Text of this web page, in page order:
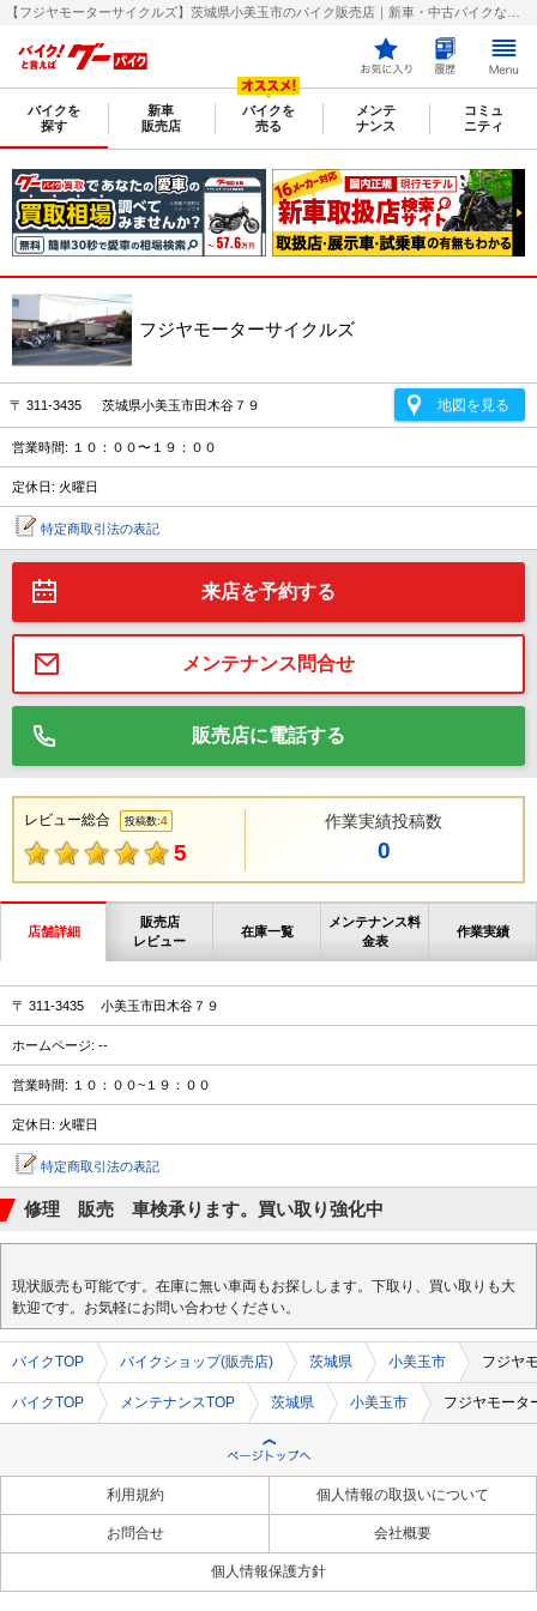
バイクを
探す
新車
販売店
バイクを
売る
メンテ
ナンス
コミュ
ニティ
フジヤモーターサイクルズ
〒 311-3435 茨城県小美玉市田木谷７９ 地図を見る
営業時間: １０：００〜１９：００
定休日: 火曜日
特定商取引法の表記
来店を予約する
メンテナンス問合せ
販売店に電話する
レビュー総合 投稿数:4
5
作業実績投稿数
0
店舗詳細
販売店
レビュー
在庫一覧
メンテナンス料
金表
作業実績
〒 311-3435 小美玉市田木谷７９
ホームページ: --
営業時間: １０：００~１９：００
定休日: 火曜日
特定商取引法の表記
修理 販売 車検承ります。買い取り強化中
現状販売も可能です。在庫に無い車両もお探しします。下取り、買い取りも大
歓迎です。お気軽にお問い合わせください。
バイクTOP バイクショップ(販売店) 茨城県 小美玉市 フジヤ
バイクTOP メンテナンスTOP 茨城県 小美玉市 フジヤモータ
利用規約 個人情報の取扱いについて
お問合せ 会社概要
個人情報保護方針